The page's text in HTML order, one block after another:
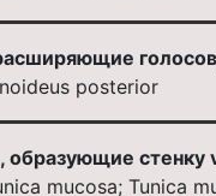
posterior
образующие стенку
mucosa; Tunica